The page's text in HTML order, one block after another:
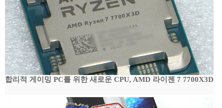
합리적 게이밍 PC를 위한 새로운 CPU, AMD 라이젠 7 7700X3D